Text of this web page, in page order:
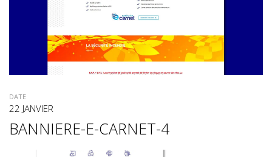
DATE
22 JANVIER
BANNIERE-E-CARNET-4